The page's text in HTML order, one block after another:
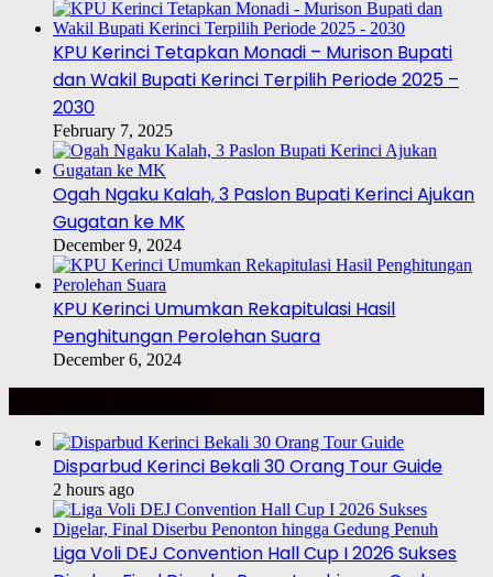
KPU Kerinci Tetapkan Monadi – Murison Bupati
dan Wakil Bupati Kerinci Terpilih Periode 2025 –
2030
February 7, 2025
Ogah Ngaku Kalah, 3 Paslon Bupati Kerinci Ajukan
Gugatan ke MK
December 9, 2024
KPU Kerinci Umumkan Rekapitulasi Hasil
Penghitungan Perolehan Suara
December 6, 2024
Disparbud Kerinci Bekali 30 Orang Tour Guide
2 hours ago
Liga Voli DEJ Convention Hall Cup I 2026 Sukses